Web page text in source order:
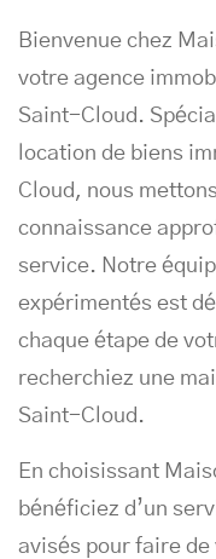
Bienvenue chez
votre agence
Saint-Cloud.
location de biens
Cloud, nous
connaissance
service. Notre
expérimentés est
chaque étape de
recherchiez une
Saint-Cloud.
En choisissant
bénéficiez d’un
avisés pour faire